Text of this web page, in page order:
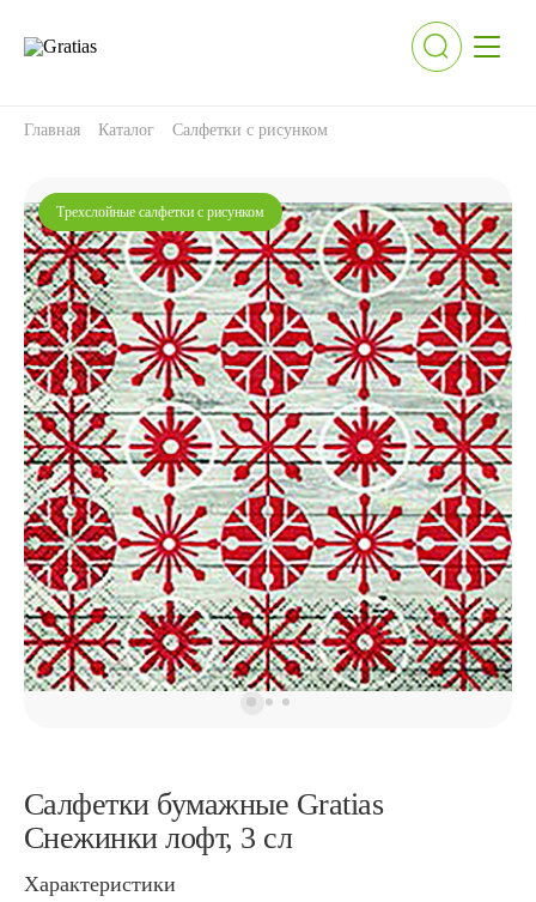
Главная Каталог Салфетки с рисунком
Трехслойные салфетки с рисунком
Салфетки бумажные Gratias
Снежинки лофт, 3 сл
Характеристики